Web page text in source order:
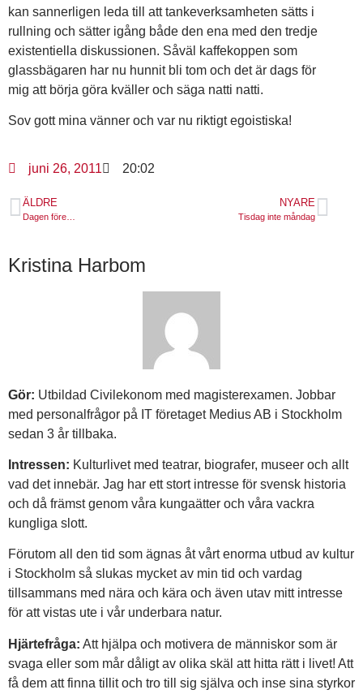
kan sannerligen leda till att tankeverksamheten sätts i
rullning och sätter igång både den ena med den tredje
existentiella diskussionen. Såväl kaffekoppen som
glassbägaren har nu hunnit bli tom och det är dags för
mig att börja göra kväller och säga natti natti.
Sov gott mina vänner och var nu riktigt egoistiska!
juni 26, 2011 20:02
ÄLDRE
Dagen före…
NYARE
Tisdag inte måndag
Kristina Harbom
Gör: Utbildad Civilekonom med magisterexamen. Jobbar
med personalfrågor på IT företaget Medius AB i Stockholm
sedan 3 år tillbaka.
Intressen: Kulturlivet med teatrar, biografer, museer och allt
vad det innebär. Jag har ett stort intresse för svensk historia
och då främst genom våra kungaätter och våra vackra
kungliga slott.
Förutom all den tid som ägnas åt vårt enorma utbud av kultur
i Stockholm så slukas mycket av min tid och vardag
tillsammans med nära och kära och även utav mitt intresse
för att vistas ute i vår underbara natur.
Hjärtefråga: Att hjälpa och motivera de människor som är
svaga eller som mår dåligt av olika skäl att hitta rätt i livet! Att
få dem att finna tillit och tro till sig själva och inse sina styrkor